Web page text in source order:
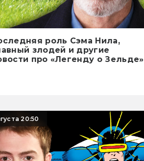
роль Сэма Нила,
злодей и другие
про «Легенду о Зельде»
20:50